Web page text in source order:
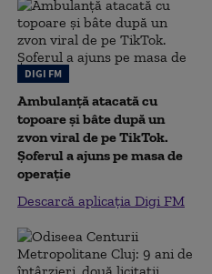
DIGI FM
Ambulanță atacată cu
topoare și bâte după un
zvon viral de pe TikTok.
Șoferul a ajuns pe masa de
operație
Descarcă aplicația Digi FM